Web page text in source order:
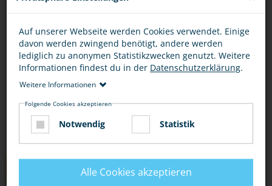
oder per Chat unter
http://www.zwangsheirat.de/.
Wo du Beratungsstellen findest, erfährst du
Auf unserer Webseite werden Cookies verwendet. Einige
davon werden zwingend benötigt, andere werden
lediglich zu anonymen Statistikzwecken genutzt. Weitere
Informationen findest du in der Datenschutzerklärung.
Weitere Informationen
Folgende Cookies akzeptieren
Notwendig Statistik
Alle Cookies akzeptieren